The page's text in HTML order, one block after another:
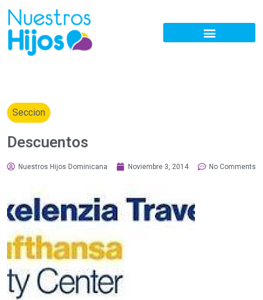
Seccion
Descuentos
Nuestros Hijos Dominicana Noviembre 3, 2014 No Comments